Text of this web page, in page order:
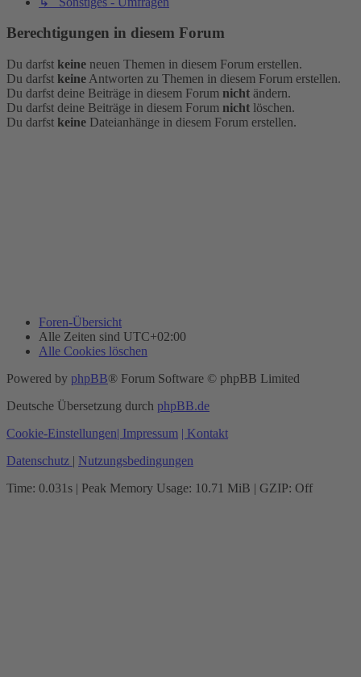
Berechtigungen in diesem Forum
Du darfst keine neuen Themen in diesem Forum erstellen.
Du darfst keine Antworten zu Themen in diesem Forum erstellen.
Du darfst deine Beiträge in diesem Forum nicht ändern.
Du darfst deine Beiträge in diesem Forum nicht löschen.
Du darfst keine Dateianhänge in diesem Forum erstellen.
Foren-Übersicht
Alle Zeiten sind UTC+02:00
Alle Cookies löschen
Powered by phpBB® Forum Software © phpBB Limited
Deutsche Übersetzung durch phpBB.de
Cookie-Einstellungen| Impressum | Kontakt
Datenschutz | Nutzungsbedingungen
Time: 0.031s | Peak Memory Usage: 10.71 MiB | GZIP: Off